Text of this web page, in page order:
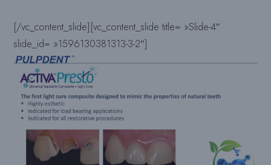
[/vc_content_slide][vc_content_slide title= »Slide-4″
slide_id= »1596130381313-3-2″]